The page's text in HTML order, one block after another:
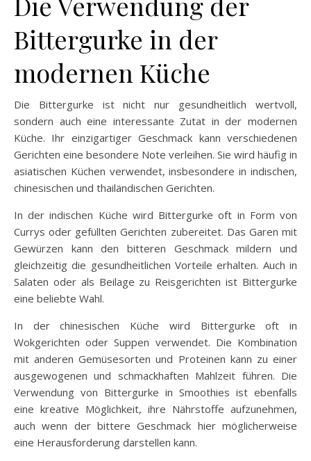
Bittergurke in der
modernen Küche
Die Bittergurke ist nicht nur gesundheitlich wertvoll,
sondern auch eine interessante Zutat in der modernen
Küche. Ihr einzigartiger Geschmack kann verschiedenen
Gerichten eine besondere Note verleihen. Sie wird häufig in
asiatischen Küchen verwendet, insbesondere in indischen,
chinesischen und thailändischen Gerichten.
In der indischen Küche wird Bittergurke oft in Form von
Currys oder gefüllten Gerichten zubereitet. Das Garen mit
Gewürzen kann den bitteren Geschmack mildern und
gleichzeitig die gesundheitlichen Vorteile erhalten. Auch in
Salaten oder als Beilage zu Reisgerichten ist Bittergurke
eine beliebte Wahl.
In der chinesischen Küche wird Bittergurke oft in
Wokgerichten oder Suppen verwendet. Die Kombination
mit anderen Gemüsesorten und Proteinen kann zu einer
ausgewogenen und schmackhaften Mahlzeit führen. Die
Verwendung von Bittergurke in Smoothies ist ebenfalls
eine kreative Möglichkeit, ihre Nährstoffe aufzunehmen,
auch wenn der bittere Geschmack hier möglicherweise
eine Herausforderung darstellen kann.